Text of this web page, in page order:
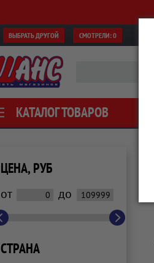
ВЫБРАТЬ ДРУГОЙ СМОТРЕЛИ:0
КАТАЛОГ ТОВАРОВ
ЦЕНА, РУБ
от до
СТРАНА